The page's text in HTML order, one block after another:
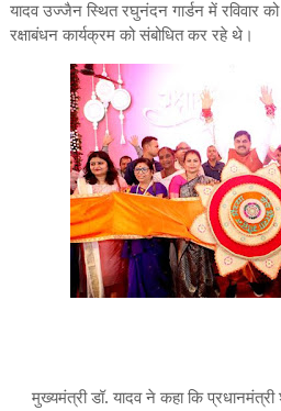
यादव उज्जैन स्थित रघुनंदन गार्डन में रविवार को
रक्षाबंधन कार्यक्रम को संबोधित कर रहे थे।
मुख्यमंत्री डॉ. यादव ने कहा कि